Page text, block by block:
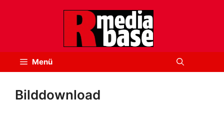
Menü
Bilddownload